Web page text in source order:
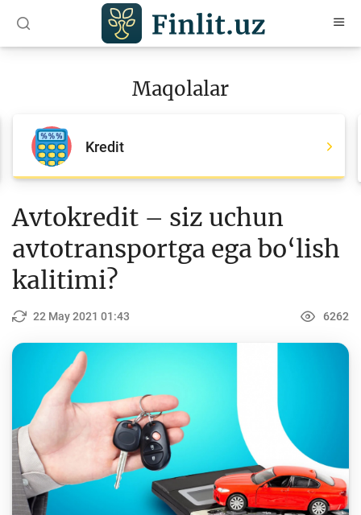
Barcha maqolalar
Bank agentlari uchun
Islom moliyasi
Depozit (omonatlar)
To'lov va o'tkazmalar
Moliya bozori
Pul-kredit siyosati va uning elementlari
Moliyaviy xavfsizlik
Bank xizmatlari iste'molchilari huquqlari
Maqolalar
Kredit
Avtokredit – siz uchun
avtotransportga ega bo‘lish
kalitimi?
22 May 2021 01:43 6262